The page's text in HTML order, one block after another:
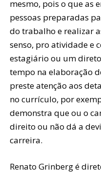
mesmo, pois o que as
pessoas preparadas
do trabalho e realizar
senso, pro atividade e
estagiário ou um
tempo na elaboração
preste atenção aos
no currículo, por
demonstra que ou o
direito ou não dá a
carreira.
Renato Grinberg é